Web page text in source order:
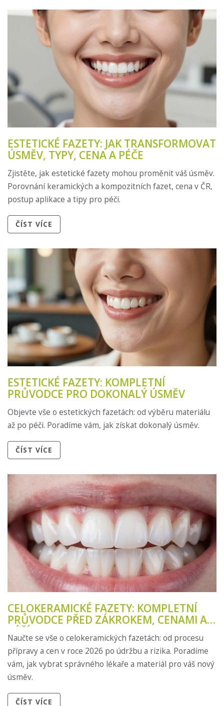
ESTETICKÉ FAZETY: JAK TRANSFORMOVAT
ÚSMĚV, TYPY, CENA A PÉČE
Zjistěte, jak estetické fazety mohou proměnit váš úsměv.
Porovnání keramických a kompozitních fazet, cena v ČR,
postup aplikace a tipy pro péči.
ČÍST VÍCE
ESTETICKÉ FAZETY: KOMPLETNÍ
PRŮVODCE PRO DOKONALÝ ÚSMĚV
Objevte vše o estetických fazetách: od výběru materiálu
až po péči. Poradíme vám, jak získat dokonalý úsměv.
ČÍST VÍCE
CELOKERAMICKÉ FAZETY: KOMPLETNÍ
PRŮVODCE PŘED ZÁKROKEM, CENAMI A
PÉČÍ
Naučte se vše o celokeramických fazetách: od procesu
přípravy a cen v roce 2026 po údržbu a rizika. Poradíme
vám, jak vybrat správného lékaře a materiál pro váš nový
úsměv.
ČÍST VÍCE